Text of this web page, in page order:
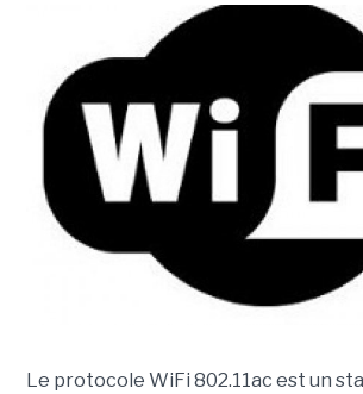
Le protocole WiFi 802.11ac est un